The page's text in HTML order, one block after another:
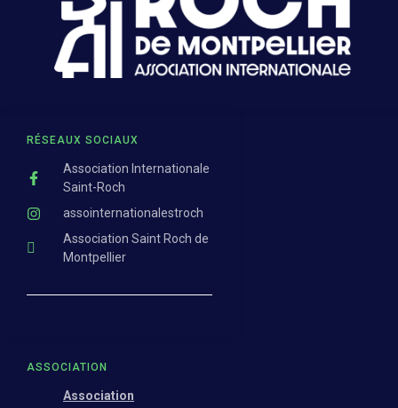
ASSOCIATION
Association
RÉSEAUX SOCIAUX
Association Internationale
Saint-Roch
assointernationalestroch
Association Saint Roch de
Montpellier